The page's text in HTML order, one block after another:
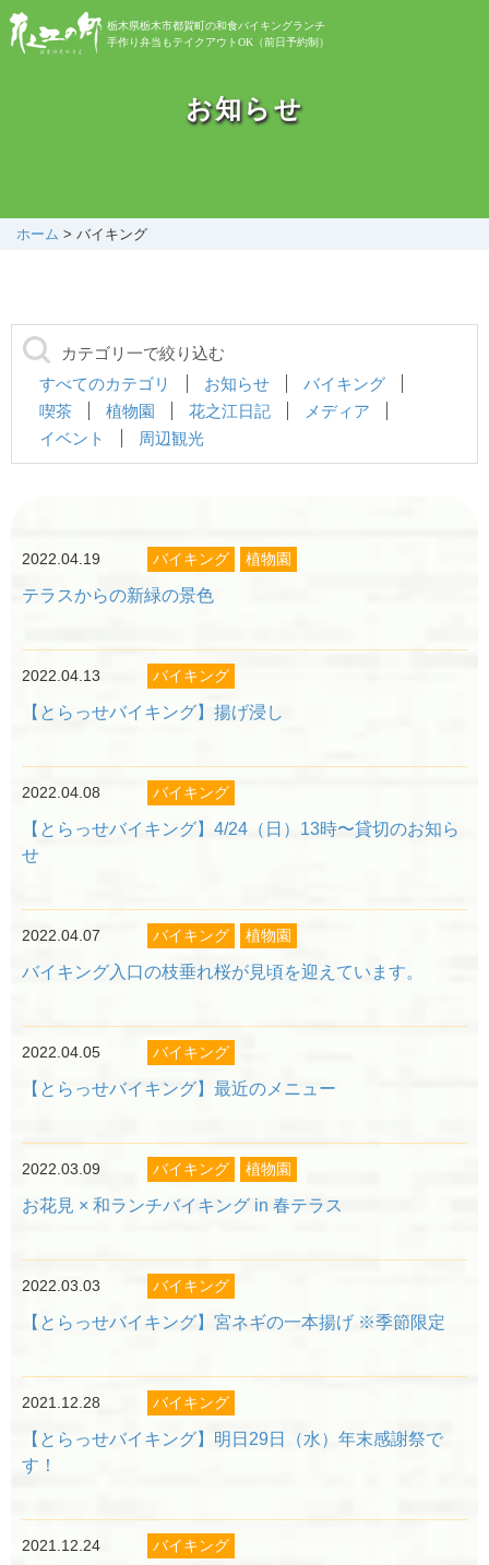
栃木県栃木市都賀町の和食バイキングランチ
手作り弁当もテイクアウトOK（前日予約制）
お知らせ
花之江日記
お知らせ
ホーム > バイキング
カテゴリ一で絞り込む
すべてのカテゴリ
お知らせ
バイキング
喫茶
植物園 花之江日記
メディア
イベント
周辺観光
2022.04.19 バイキング 植物園
テラスからの新緑の景色
2022.04.13 バイキング
【とらっせバイキング】揚げ浸し
2022.04.08 バイキング
【とらっせバイキング】4/24（日）13時〜貸切のお知ら
せ
2022.04.07 バイキング 植物園
バイキング入口の枝垂れ桜が見頃を迎えています。
2022.04.05 バイキング
【とらっせバイキング】最近のメニュー
2022.03.09 バイキング 植物園
お花見 × 和ランチバイキング in 春テラス
2022.03.03 バイキング
【とらっせバイキング】宮ネギの一本揚げ ※季節限定
2021.12.28 バイキング
【とらっせバイキング】明日29日（水）年末感謝祭で
す！
2021.12.24 バイキング